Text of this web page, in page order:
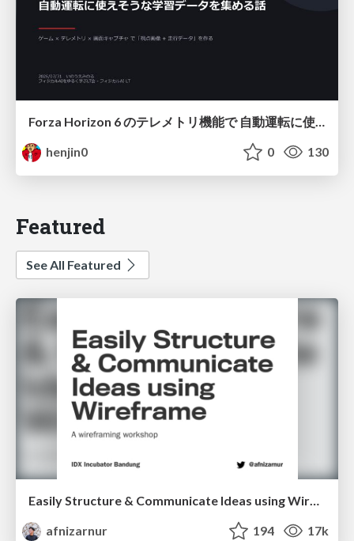
Forza Horizon 6 のテレメトリ機能で 自動運転に使えそうな学習データを集める話
henjin0
0 130
Featured
See All Featured
Easily Structure & Communicate Ideas using Wireframe
afnizarnur
194 17k